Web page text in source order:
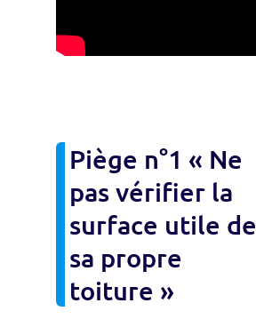
Piège n°1 « Ne
pas vérifier la
surface utile de
sa propre
toiture »